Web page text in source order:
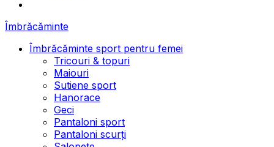
Îmbrăcăminte
Îmbrăcăminte sport pentru femei
Tricouri & topuri
Maiouri
Sutiene sport
Hanorace
Geci
Pantaloni sport
Pantaloni scurți